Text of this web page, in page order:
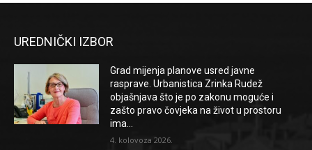
UREDNIČKI IZBOR
Grad mijenja planove usred javne
rasprave. Urbanistica Zrinka Rudež
objašnjava što je po zakonu moguće i
zašto pravo čovjeka na život u prostoru
ima...
4. kolovoza 2026.